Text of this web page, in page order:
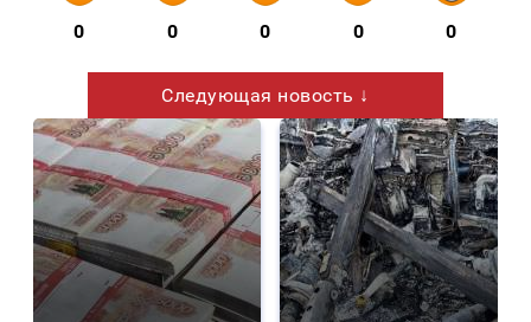
0 0 0 0 0
Следующая новость ↓